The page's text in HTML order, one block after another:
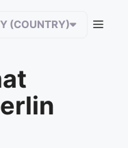
(COUNTRY)